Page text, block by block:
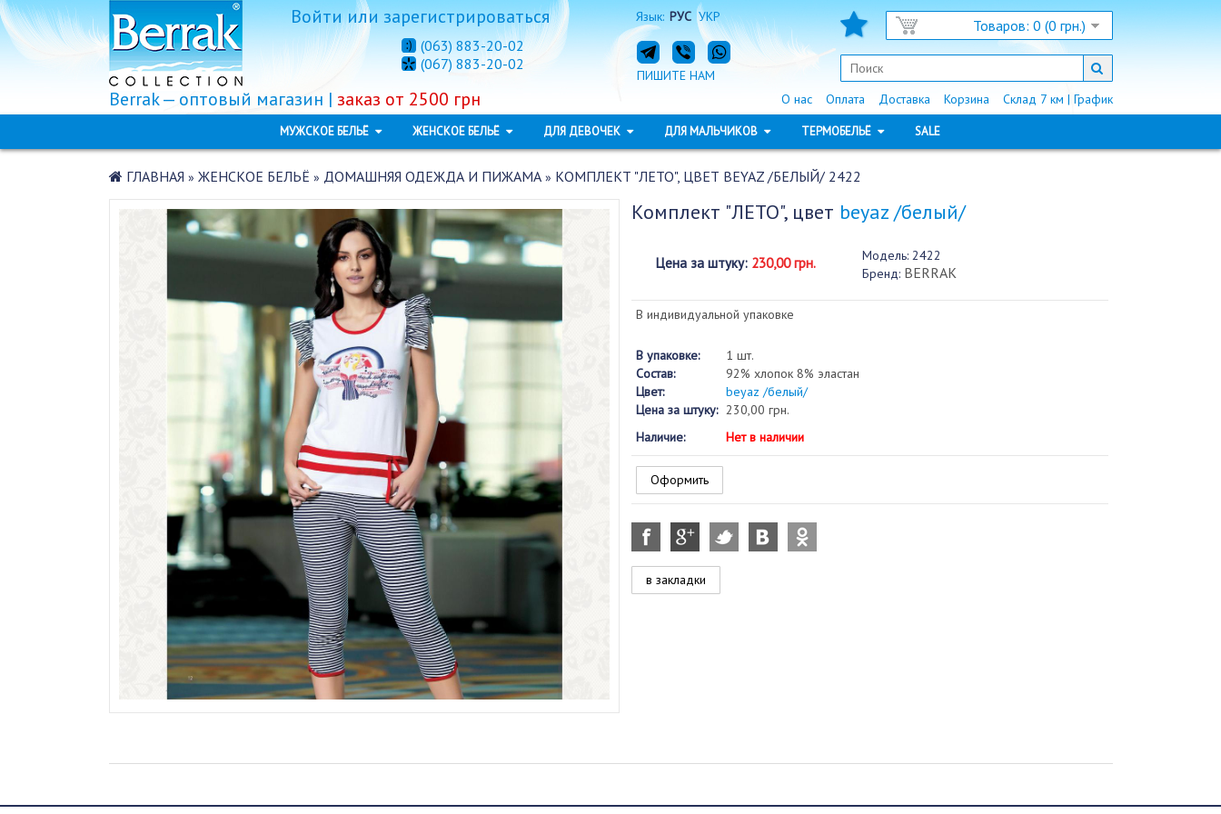
Язык: РУС УКР Товаров: 0 (0 грн.)
Войтиилизарегистрироваться
(063) 883-20-02
(067) 883-20-02
ПИШИТЕ НАМ
Склад 7 км | График
Корзина
Доставка
Оплата
О нас
Berrak — оптовый магазин | заказ от 2500 грн
МУЖСКОЕ БЕЛЬЁ ЖЕНСКОЕ БЕЛЬЁ ДЛЯ ДЕВОЧЕК ДЛЯ МАЛЬЧИКОВ ТЕРМОБЕЛЬЁ SALE
ГЛАВНАЯ » ЖЕНСКОЕ БЕЛЬЁ » ДОМАШНЯЯ ОДЕЖДА И ПИЖАМА» КОМПЛЕКТ "ЛЕТО", ЦВЕТ BEYAZ /БЕЛЫЙ/ 2422
Комплект "ЛЕТО", цвет beyaz /белый/
Цена за штуку: 230,00 грн. Модель:2422
Бренд: BERRAK
В индивидуальной упаковке
В упаковке:
1 шт.
Состав:
92% хлопок 8% эластан
Цвет:
beyaz /белый/
Цена за штуку: 230,00 грн.
Наличие:
Нет в наличии
Оформить
в закладки